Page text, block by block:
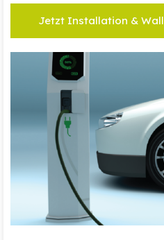
Jetzt Installation &